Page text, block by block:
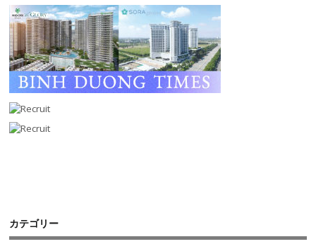
カテゴリー